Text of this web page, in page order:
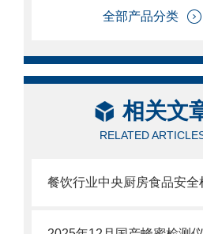
全部产品分类
相关文
RELATED